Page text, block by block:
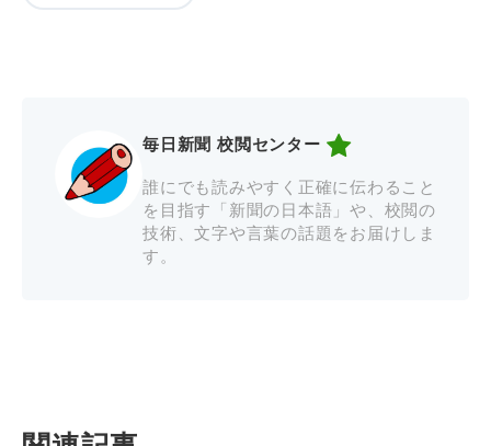
毎日新聞 校閲センター
誰にでも読みやすく正確に伝わること
を目指す「新聞の日本語」や、校閲の
技術、文字や言葉の話題をお届けしま
す。